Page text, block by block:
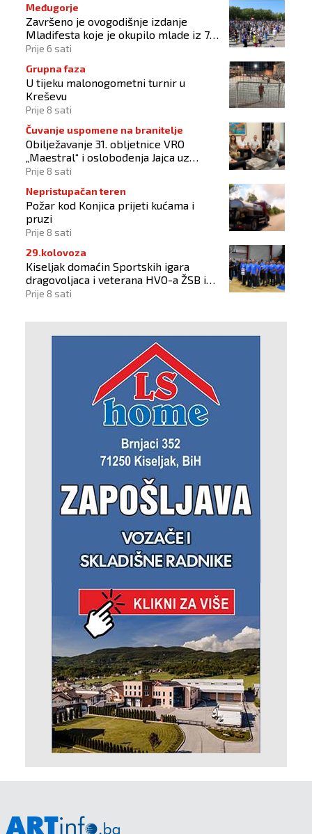
Međugorje
Završeno je ovogodišnje izdanje
Mladifesta koje je okupilo mlade iz 73
zemlje svijeta
Prije 6 sati
Grupna faza
U tijeku malonogometni turnir u
Kreševu
Prije 8 sati
Čuvanje uspomene na branitelje
Obilježavanje 31. obljetnice VRO
„Maestral“ i oslobođenja Jajca uz
pokroviteljstvo HNS-a BiH
Prije 8 sati
Nepristupačan teren
Požar kod Konjica prijeti kućama i
pruzi
Prije 8 sati
29.kolovoza
Kiseljak domaćin Sportskih igara
dragovoljaca i veterana HVO-a ŽSB i
Dana branitelja
Prije 8 sati